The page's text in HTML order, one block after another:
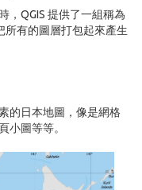
，QGIS 提供了一組稱為
所有的圖層打包起來產生
的日本地圖，像是網格
小圖等等。